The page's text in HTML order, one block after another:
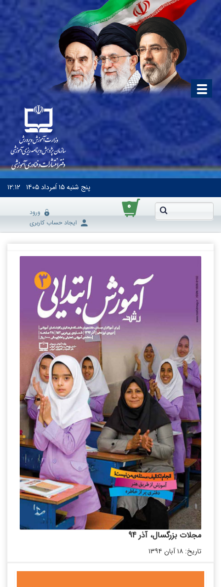
پنج شنبه۱۵ اَمرداد ۱۴۰۵ ۱۲:۱۲
۰
ورود
ایجاد حساب کاربری
مجلات بزرگسال، آذر 94
تاریخ: ۱۸ آبان ۱۳۹۴